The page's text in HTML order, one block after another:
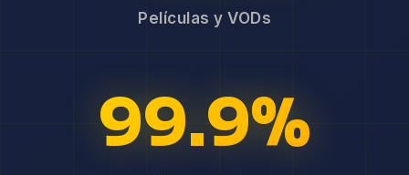
Películas y VODs
99.9%